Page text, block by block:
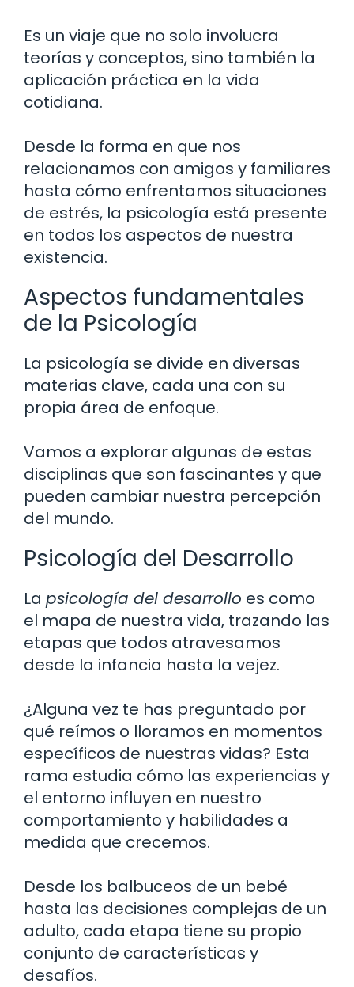
Es un viaje que no solo involucra
teorías y conceptos, sino también la
aplicación práctica en la vida
cotidiana.
Desde la forma en que nos
relacionamos con amigos y familiares
hasta cómo enfrentamos situaciones
de estrés, la psicología está presente
en todos los aspectos de nuestra
existencia.
Aspectos fundamentales
de la Psicología
La psicología se divide en diversas
materias clave, cada una con su
propia área de enfoque.
Vamos a explorar algunas de estas
disciplinas que son fascinantes y que
pueden cambiar nuestra percepción
del mundo.
Psicología del Desarrollo
La psicología del desarrollo es como
el mapa de nuestra vida, trazando las
etapas que todos atravesamos
desde la infancia hasta la vejez.
¿Alguna vez te has preguntado por
qué reímos o lloramos en momentos
específicos de nuestras vidas? Esta
rama estudia cómo las experiencias y
el entorno influyen en nuestro
comportamiento y habilidades a
medida que crecemos.
Desde los balbuceos de un bebé
hasta las decisiones complejas de un
adulto, cada etapa tiene su propio
conjunto de características y
desafíos.